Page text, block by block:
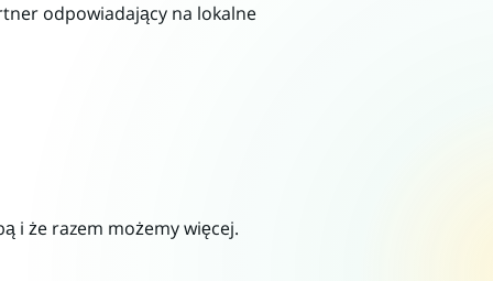
odpowiadający na lokalne
i że razem możemy więcej.